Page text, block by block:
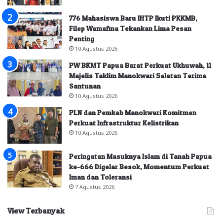
776 Mahasiswa Baru IHTP Ikuti PKKMB,
Filep Wamafma Tekankan Lima Pesan
Penting
10 Agustus 2026
PW BKMT Papua Barat Perkuat Ukhuwah, 11
Majelis Taklim Manokwari Selatan Terima
Santunan
10 Agustus 2026
PLN dan Pemkab Manokwari Komitmen
Perkuat Infrastruktur Kelistrikan
10 Agustus 2026
Peringatan Masuknya Islam di Tanah Papua
ke-666 Digelar Besok, Momentum Perkuat
Iman dan Toleransi
7 Agustus 2026
View Terbanyak